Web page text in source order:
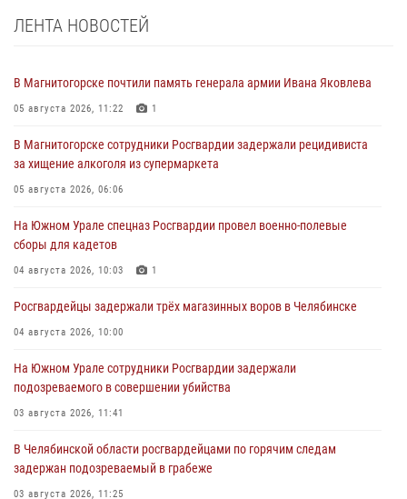
ЛЕНТА НОВОСТЕЙ
В Магнитогорске почтили память генерала армии Ивана Яковлева
05 августа 2026, 11:22 1
В Магнитогорске сотрудники Росгвардии задержали рецидивиста
за хищение алкоголя из супермаркета
05 августа 2026, 06:06
На Южном Урале спецназ Росгвардии провел военно-полевые
сборы для кадетов
04 августа 2026, 10:03 1
Росгвардейцы задержали трёх магазинных воров в Челябинске
04 августа 2026, 10:00
На Южном Урале сотрудники Росгвардии задержали
подозреваемого в совершении убийства
03 августа 2026, 11:41
В Челябинской области росгвардейцами по горячим следам
задержан подозреваемый в грабеже
03 августа 2026, 11:25